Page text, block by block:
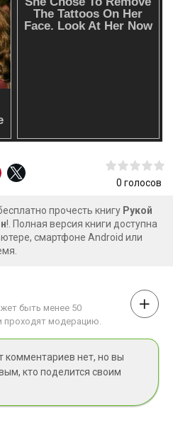
0 голосов
прочесть книгу Рукой
!. Полная версия книги доступна
смартфоне Android или
быть менее 50
проходят модерацию.
комментариев нет, но вы
кто поделится своим